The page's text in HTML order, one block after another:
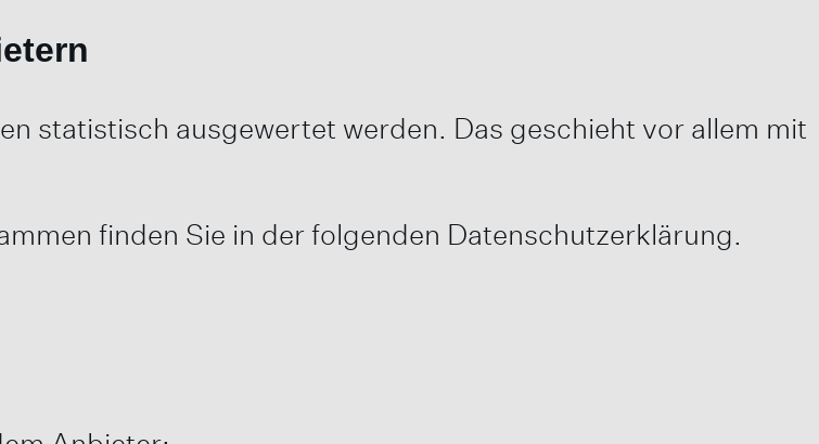
statistisch ausgewertet werden. Das geschieht vor allem mit
finden Sie in der folgenden Datenschutzerklärung.